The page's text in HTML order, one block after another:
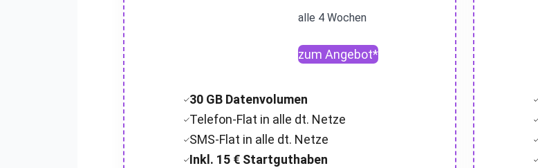
alle 4 Wochen
zum Angebot*
30 GB Datenvolumen
Telefon-Flat in alle dt. Netze
SMS-Flat in alle dt. Netze
Inkl. 15 € Startguthaben